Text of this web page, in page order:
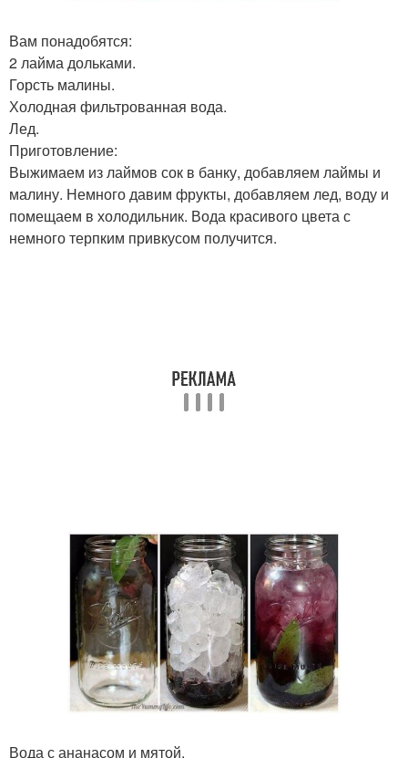
Вам понадобятся:
2 лайма дольками.
Горсть малины.
Холодная фильтрованная вода.
Лед.
Приготовление:
Выжимаем из лаймов сок в банку, добавляем лаймы и
малину. Немного давим фрукты, добавляем лед, воду и
помещаем в холодильник. Вода красивого цвета с
немного терпким привкусом получится.
Вода с ананасом и мятой.